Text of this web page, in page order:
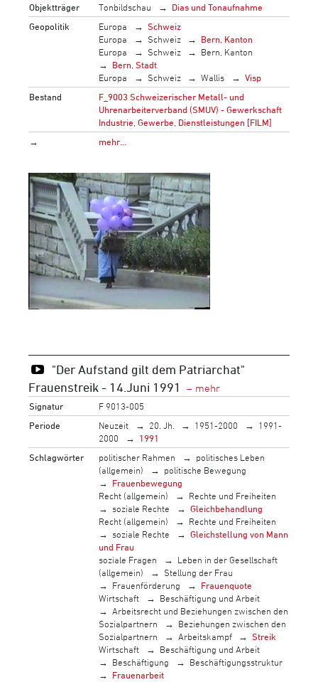
Objektträger
Tonbildschau
Dias und Tonaufnahme
Geopolitik
Europa
Schweiz
Europa
Schweiz
Bern, Kanton
Europa
Schweiz
Bern, Kanton
Bern, Stadt
Europa
Schweiz Wallis
Visp
Bestand
F_9003 Schweizerischer Metall- und
Uhrenarbeiterverband (SMUV) - Gewerkschaft
Industrie, Gewerbe, Dienstleistungen [FILM]
→
mehr…
"Der Aufstand gilt dem Patriarchat"
Frauenstreik - 14.Juni 1991
Signatur
F 9013-005
Periode
Neuzeit 20. Jh. 1951-2000
1991-
2000
1991
Schlagwörter
politischer Rahmen
politisches Leben
(allgemein)
politische Bewegung
Frauenbewegung
Recht (allgemein)
Rechte und Freiheiten
soziale Rechte
Gleichbehandlung
Recht (allgemein)
Rechte und Freiheiten
soziale Rechte
Gleichstellung von Mann
und Frau
soziale Fragen
Leben in der Gesellschaft
(allgemein)
Stellung der Frau
Frauenförderung
Frauenquote
Wirtschaft
Beschäftigung und Arbeit
Arbeitsrecht und Beziehungen zwischen den
Sozialpartnern
Beziehungen zwischen den
Sozialpartnern
Arbeitskampf
Streik
Wirtschaft
Beschäftigung und Arbeit
Beschäftigung
Beschäftigungsstruktur
Frauenarbeit